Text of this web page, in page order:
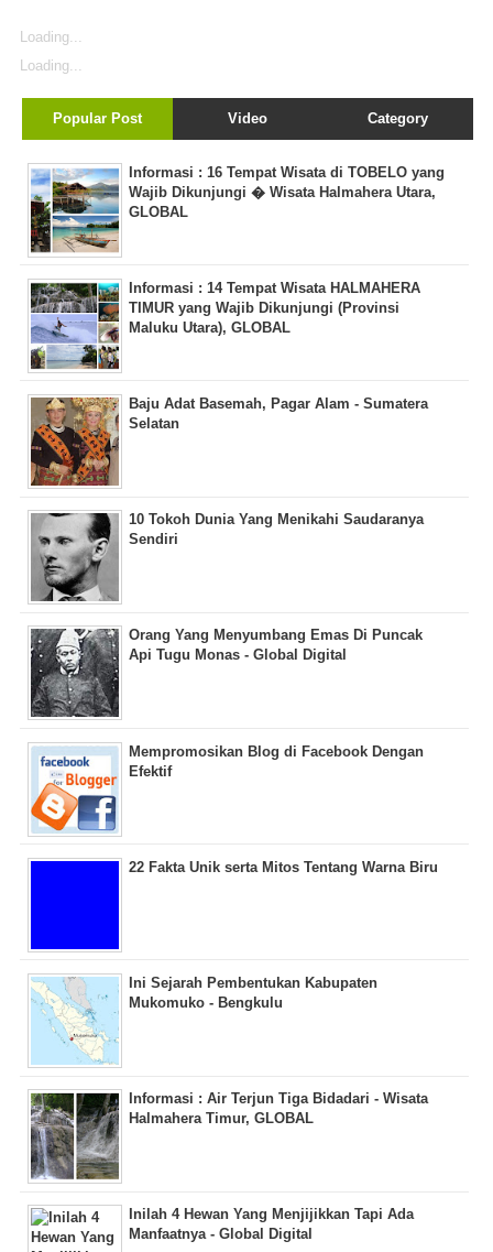
Loading...
Loading...
Popular Post Video Category
Informasi : 16 Tempat Wisata di TOBELO yang
Wajib Dikunjungi � Wisata Halmahera Utara,
GLOBAL
Informasi : 14 Tempat Wisata HALMAHERA
TIMUR yang Wajib Dikunjungi (Provinsi
Maluku Utara), GLOBAL
Baju Adat Basemah, Pagar Alam - Sumatera
Selatan
10 Tokoh Dunia Yang Menikahi Saudaranya
Sendiri
Orang Yang Menyumbang Emas Di Puncak
Api Tugu Monas - Global Digital
Mempromosikan Blog di Facebook Dengan
Efektif
22 Fakta Unik serta Mitos Tentang Warna Biru
Ini Sejarah Pembentukan Kabupaten
Mukomuko - Bengkulu
Informasi : Air Terjun Tiga Bidadari - Wisata
Halmahera Timur, GLOBAL
Inilah 4 Hewan Yang Menjijikkan Tapi Ada
Manfaatnya - Global Digital